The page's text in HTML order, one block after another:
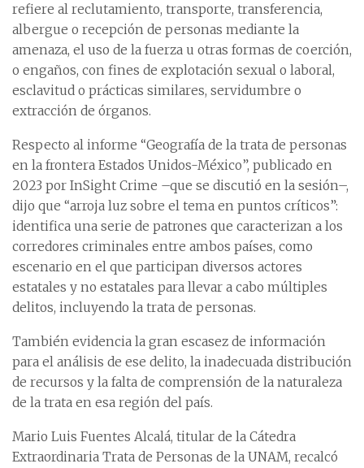
refiere al reclutamiento, transporte, transferencia,
albergue o recepción de personas mediante la
amenaza, el uso de la fuerza u otras formas de coerción,
o engaños, con fines de explotación sexual o laboral,
esclavitud o prácticas similares, servidumbre o
extracción de órganos.
Respecto al informe “Geografía de la trata de personas
en la frontera Estados Unidos-México”, publicado en
2023 por InSight Crime –que se discutió en la sesión–,
dijo que “arroja luz sobre el tema en puntos críticos”:
identifica una serie de patrones que caracterizan a los
corredores criminales entre ambos países, como
escenario en el que participan diversos actores
estatales y no estatales para llevar a cabo múltiples
delitos, incluyendo la trata de personas.
También evidencia la gran escasez de información
para el análisis de ese delito, la inadecuada distribución
de recursos y la falta de comprensión de la naturaleza
de la trata en esa región del país.
Mario Luis Fuentes Alcalá, titular de la Cátedra
Extraordinaria Trata de Personas de la UNAM, recalcó